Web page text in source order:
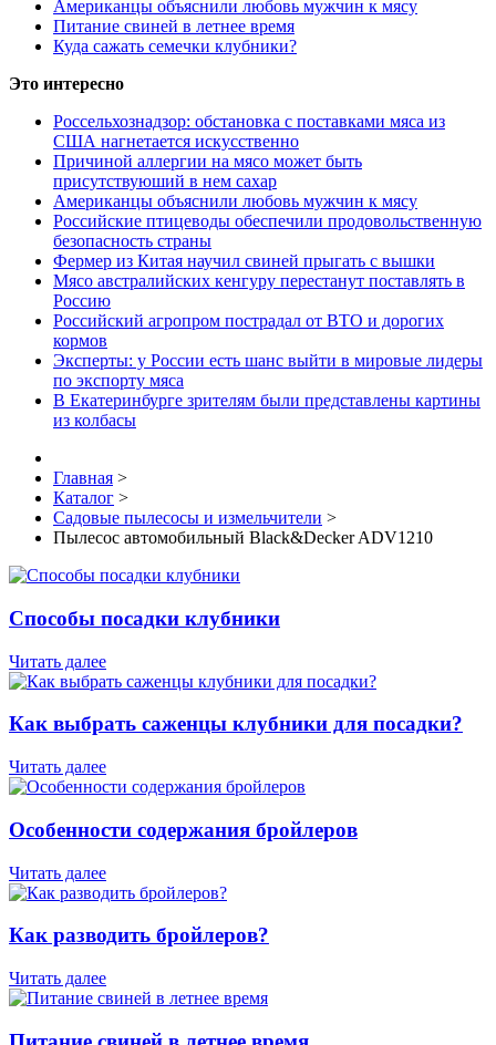
Американцы объяснили любовь мужчин к мясу
Питание свиней в летнее время
Куда сажать семечки клубники?
Это интересно
Россельхознадзор: обстановка с поставками мяса из
США нагнетается искусственно
Причиной аллергии на мясо может быть
присутствуюший в нем сахар
Американцы объяснили любовь мужчин к мясу
Российские птицеводы обеспечили продовольственную
безопасность страны
Фермер из Китая научил свиней прыгать с вышки
Мясо австралийских кенгуру перестанут поставлять в
Россию
Российский агропром пострадал от ВТО и дорогих
кормов
Эксперты: у России есть шанс выйти в мировые лидеры
по экспорту мяса
В Екатеринбурге зрителям были представлены картины
из колбасы
Главная >
Каталог >
Садовые пылесосы и измельчители >
Пылесос автомобильный Black&Decker ADV1210
Способы посадки клубники
Читать далее
Как выбрать саженцы клубники для посадки?
Читать далее
Особенности содержания бройлеров
Читать далее
Как разводить бройлеров?
Читать далее